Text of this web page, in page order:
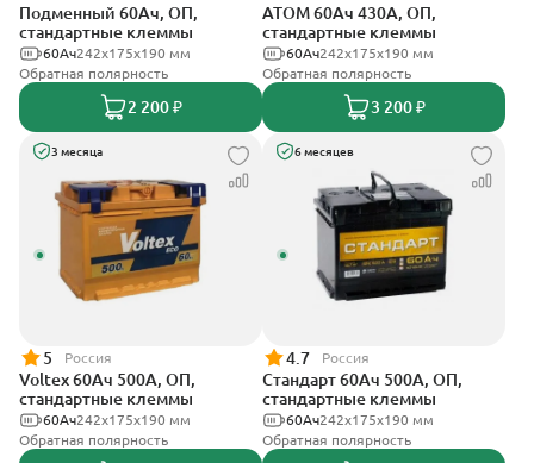
Подменный 60Ач, ОП,
стандартные клеммы
242х175х190 мм
60Ач
Обратная полярность
2 200 ₽
АТОМ 60Ач 430А, ОП,
стандартные клеммы
242х175х190 мм
60Ач
Обратная полярность
3 200 ₽
3 месяца
5 Россия
Voltex 60Ач 500А, ОП,
стандартные клеммы
242х175х190 мм
60Ач
Обратная полярность
6 месяцев
4.7 Россия
Стандарт 60Ач 500А, ОП,
стандартные клеммы
242x175x190 мм
60Ач
Обратная полярность